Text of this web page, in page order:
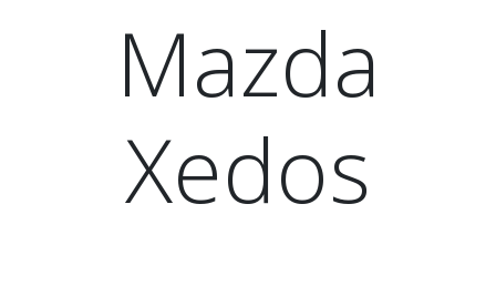
Mazda
Xedos